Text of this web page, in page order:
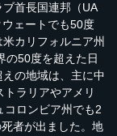
首長国連邦（UA
ェートでも50度
カリフォルニア州
の50度を超えた日
の地域は、主に中
ラリアやアメリ
コロンビア州でも2
者が出ました。地